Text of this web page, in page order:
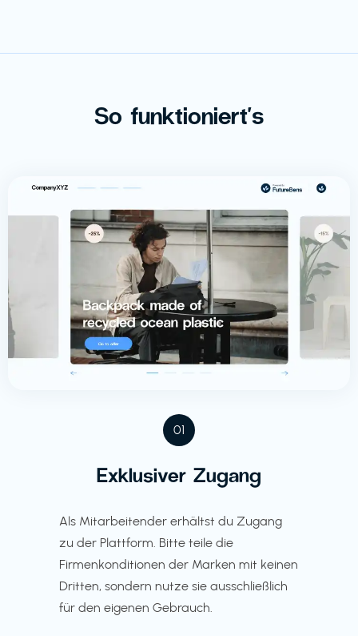
So funktioniert's
01
Exklusiver Zugang
Als Mitarbeitender erhältst du Zugang
zu der Plattform. Bitte teile die
Firmenkonditionen der Marken mit keinen
Dritten, sondern nutze sie ausschließlich
für den eigenen Gebrauch.